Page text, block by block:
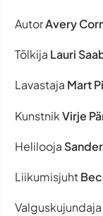
AutorAvery
Tõlkija Lauri
Lavastaja Mart
KunstnikVirje
Helilooja
Liikumisjuht
Valguskujundaja